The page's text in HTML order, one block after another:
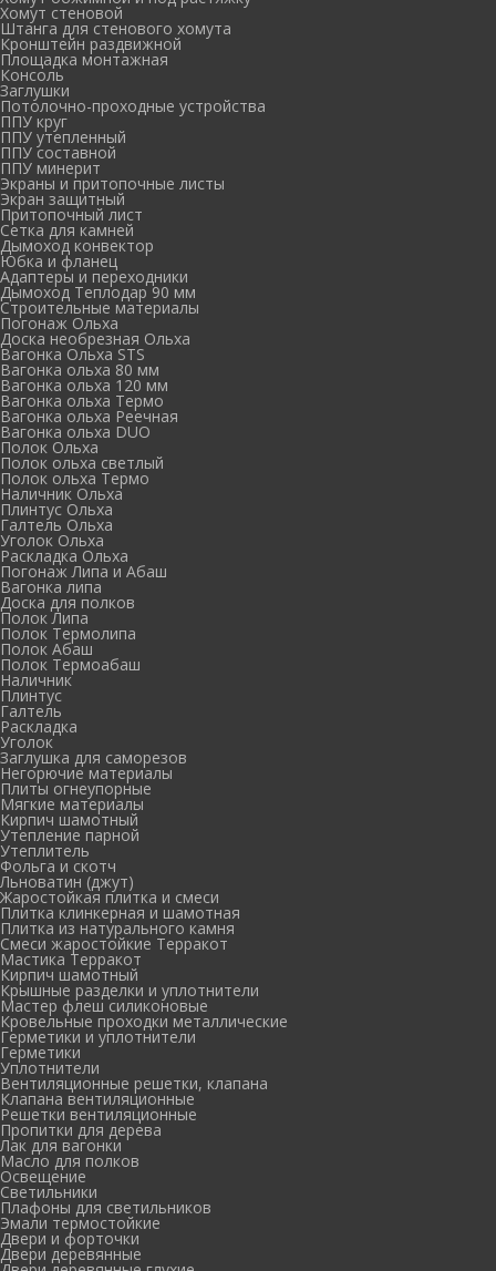
Хомут стеновой
Штанга для стенового хомута
Кронштейн раздвижной
Площадка монтажная
Консоль
Заглушки
Потолочно-проходные устройства
ППУ круг
ППУ утепленный
ППУ составной
ППУ минерит
Экраны и притопочные листы
Экран защитный
Притопочный лист
Сетка для камней
Дымоход конвектор
Юбка и фланец
Адаптеры и переходники
Дымоход Теплодар 90 мм
Cтроительные материалы
Погонаж Ольха
Доска необрезная Ольха
Вагонка Ольха STS
Вагонка ольха 80 мм
Вагонка ольха 120 мм
Вагонка ольха Термо
Вагонка ольха Реечная
Вагонка ольха DUO
Полок Ольха
Полок ольха светлый
Полок ольха Термо
Наличник Ольха
Плинтус Ольха
Галтель Ольха
Уголок Ольха
Раскладка Ольха
Погонаж Липа и Абаш
Вагонка липа
Доска для полков
Полок Липа
Полок Термолипа
Полок Абаш
Полок Термоабаш
Наличник
Плинтус
Галтель
Раскладка
Уголок
Заглушка для саморезов
Негорючие материалы
Плиты огнеупорные
Мягкие материалы
Кирпич шамотный
Утепление парной
Утеплитель
Фольга и скотч
Льноватин (джут)
Жаростойкая плитка и смеси
Плитка клинкерная и шамотная
Плитка из натурального камня
Смеси жаростойкие Терракот
Мастика Терракот
Кирпич шамотный
Крышные разделки и уплотнители
Мастер флеш силиконовые
Кровельные проходки металлические
Герметики и уплотнители
Герметики
Уплотнители
Вентиляционные решетки, клапана
Клапана вентиляционные
Решетки вентиляционные
Пропитки для дерева
Лак для вагонки
Масло для полков
Освещение
Светильники
Плафоны для светильников
Эмали термостойкие
Двери и форточки
Двери деревянные